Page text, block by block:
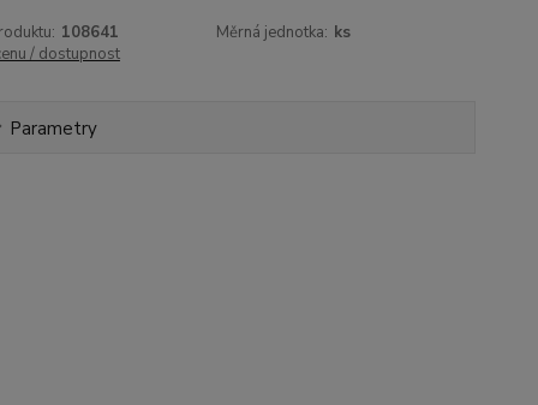
108641 Měrná jednotka: ks
/ dostupnost
Parametry